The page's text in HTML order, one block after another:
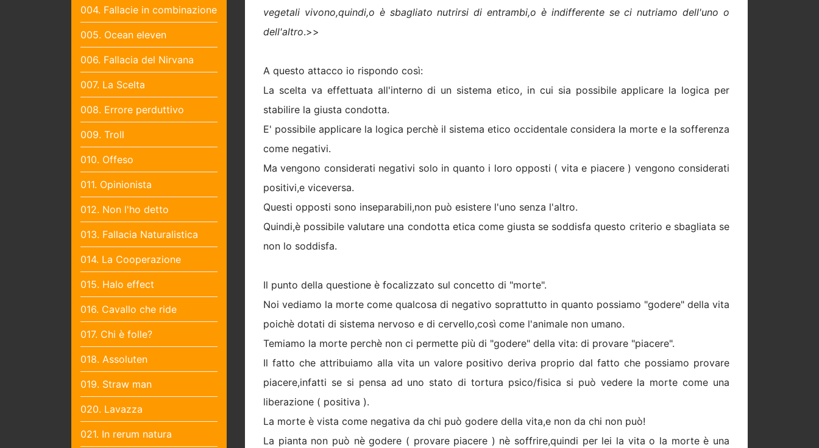
004. Fallacie in combinazione
005. Ocean eleven
006. Fallacia del Nirvana
007. La Scelta
008. Errore perduttivo
009. Troll
010. Offeso
011. Opinionista
012. Non l'ho detto
013. Fallacia Naturalistica
014. La Cooperazione
015. Halo effect
016. Cavallo che ride
017. Chi è folle?
018. Assoluten
019. Straw man
020. Lavazza
021. In rerum natura
vegetali vivono,quindi,o è sbagliato nutrirsi di entrambi,o è indifferente se ci nutriamo dell'uno o
dell'altro.>>
A questo attacco io rispondo così:
La scelta va effettuata all'interno di un sistema etico, in cui sia possibile applicare la logica per
stabilire la giusta condotta.
E' possibile applicare la logica perchè il sistema etico occidentale considera la morte e la sofferenza
come negativi.
Ma vengono considerati negativi solo in quanto i loro opposti ( vita e piacere ) vengono considerati
positivi,e viceversa.
Questi opposti sono inseparabili,non può esistere l'uno senza l'altro.
Quindi,è possibile valutare una condotta etica come giusta se soddisfa questo criterio e sbagliata se
non lo soddisfa.
Il punto della questione è focalizzato sul concetto di "morte".
Noi vediamo la morte come qualcosa di negativo soprattutto in quanto possiamo "godere" della vita
poichè dotati di sistema nervoso e di cervello,così come l'animale non umano.
Temiamo la morte perchè non ci permette più di "godere" della vita: di provare "piacere".
Il fatto che attribuiamo alla vita un valore positivo deriva proprio dal fatto che possiamo provare
piacere,infatti se si pensa ad uno stato di tortura psico/fisica si può vedere la morte come una
liberazione ( positiva ).
La morte è vista come negativa da chi può godere della vita,e non da chi non può!
La pianta non può nè godere ( provare piacere ) nè soffrire,quindi per lei la vita o la morte è una